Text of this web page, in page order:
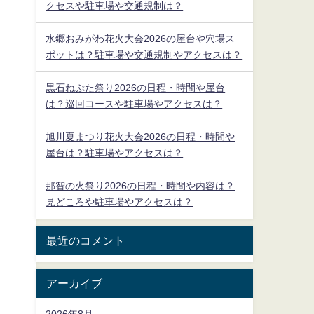
クセスや駐車場や交通規制は？
水郷おみがわ花火大会2026の屋台や穴場ス
ポットは？駐車場や交通規制やアクセスは？
黒石ねぷた祭り2026の日程・時間や屋台
は？巡回コースや駐車場やアクセスは？
旭川夏まつり花火大会2026の日程・時間や
屋台は？駐車場やアクセスは？
那智の火祭り2026の日程・時間や内容は？
見どころや駐車場やアクセスは？
最近のコメント
アーカイブ